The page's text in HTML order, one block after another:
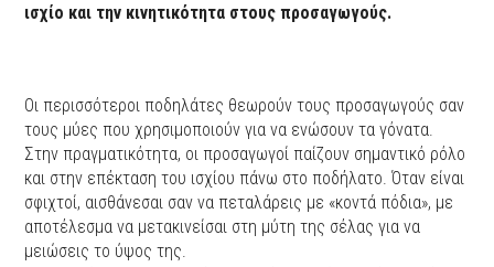
ισχίο και την κινητικότητα στους προσαγωγούς.
Οι περισσότεροι ποδηλάτες θεωρούν τους προσαγωγούς σαν
τους μύες που χρησιμοποιούν για να ενώσουν τα γόνατα.
Στην πραγματικότητα, οι προσαγωγοί παίζουν σημαντικό ρόλο
και στην επέκταση του ισχίου πάνω στο ποδήλατο. Όταν είναι
σφιχτοί, αισθάνεσαι σαν να πεταλάρεις με «κοντά πόδια», με
αποτέλεσμα να μετακινείσαι στη μύτη της σέλας για να
μειώσεις το ύψος της.